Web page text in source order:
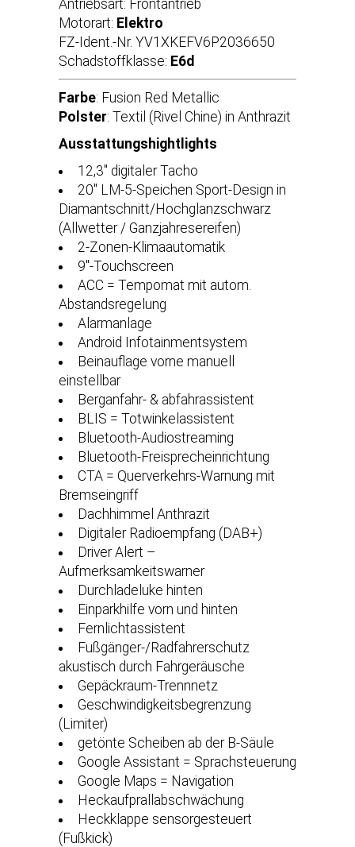
Antriebsart: Frontantrieb
Motorart: Elektro
FZ-Ident.-Nr. YV1XKEFV6P2036650
Schadstoffklasse: E6d
Farbe: Fusion Red Metallic
Polster: Textil (Rivel Chine) in Anthrazit
Ausstattungshightlights
12,3'' digitaler Tacho
20'' LM-5-Speichen Sport-Design in
Diamantschnitt/Hochglanzschwarz
(Allwetter / Ganzjahresereifen)
2-Zonen-Klimaautomatik
9''-Touchscreen
ACC = Tempomat mit autom.
Abstandsregelung
Alarmanlage
Android Infotainmentsystem
Beinauflage vorne manuell
einstellbar
Berganfahr- & abfahrassistent
BLIS = Totwinkelassistent
Bluetooth-Audiostreaming
Bluetooth-Freisprecheinrichtung
CTA = Querverkehrs-Warnung mit
Bremseingriff
Dachhimmel Anthrazit
Digitaler Radioempfang (DAB+)
Driver Alert –
Aufmerksamkeitswarner
Durchladeluke hinten
Einparkhilfe vorn und hinten
Fernlichtassistent
Fußgänger-/Radfahrerschutz
akustisch durch Fahrgeräusche
Gepäckraum-Trennnetz
Geschwindigkeitsbegrenzung
(Limiter)
getönte Scheiben ab der B-Säule
Google Assistant = Sprachsteuerung
Google Maps = Navigation
Heckaufprallabschwächung
Heckklappe sensorgesteuert
(Fußkick)